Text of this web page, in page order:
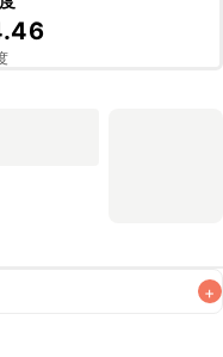
+
りいただくことをお